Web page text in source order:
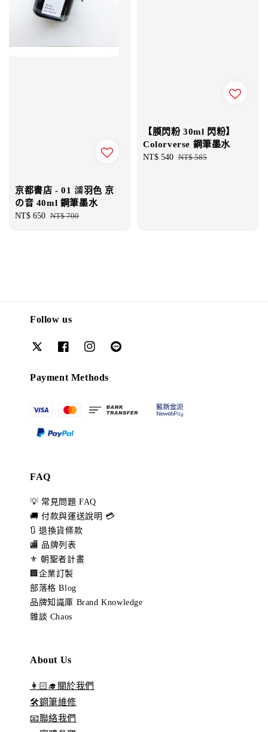
京都書店 - 01 濡羽色 京
の音 40ml 鋼筆墨水
Sale
NT$ 650 Regular
NT$ 700
【膜閃粉 30ml 閃粉】
Colorverse 鋼筆墨水
Sale
NT$ 540 Regular
NT$ 585
Follow us
Payment Methods
FAQ
💡 常見問題 FAQ
🚚 付款與運送說明 💳
🔃 退換貨條款
🏬 品牌列表
⚜️ 朝聖者計畫
🏢企業訂製
部落格 Blog
品牌知識庫 Brand Knowledge
雜談 Chaos
About Us
👩🏻‍🎓關於我們
🛠️鋼筆維修
📧聯絡我們